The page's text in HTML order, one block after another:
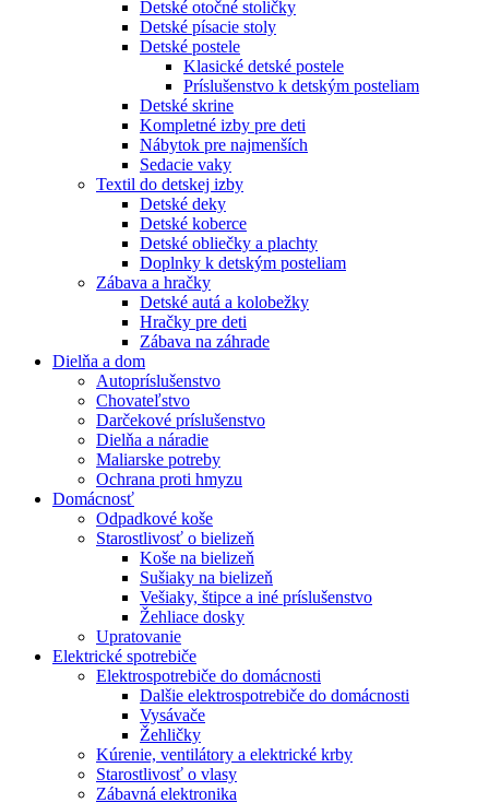
Detské otočné stoličky
Detské písacie stoly
Detské postele
Klasické detské postele
Príslušenstvo k detským posteliam
Detské skrine
Kompletné izby pre deti
Nábytok pre najmenších
Sedacie vaky
Textil do detskej izby
Detské deky
Detské koberce
Detské obliečky a plachty
Doplnky k detským posteliam
Zábava a hračky
Detské autá a kolobežky
Hračky pre deti
Zábava na záhrade
Dielňa a dom
Autopríslušenstvo
Chovateľstvo
Darčekové príslušenstvo
Dielňa a náradie
Maliarske potreby
Ochrana proti hmyzu
Domácnosť
Odpadkové koše
Starostlivosť o bielizeň
Koše na bielizeň
Sušiaky na bielizeň
Vešiaky, štipce a iné príslušenstvo
Žehliace dosky
Upratovanie
Elektrické spotrebiče
Elektrospotrebiče do domácnosti
Dalšie elektrospotrebiče do domácnosti
Vysávače
Žehličky
Kúrenie, ventilátory a elektrické krby
Starostlivosť o vlasy
Zábavná elektronika